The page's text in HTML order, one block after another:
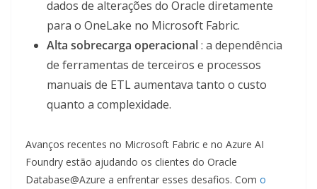
dados de alterações do Oracle diretamente
para o OneLake no Microsoft Fabric.
Alta sobrecarga operacional: a dependência
de ferramentas de terceiros e processos
manuais de ETL aumentava tanto o custo
quanto a complexidade.
Avanços recentes no Microsoft Fabric e no Azure AI
Foundry estão ajudando os clientes do Oracle
Database@Azure a enfrentar esses desafios. Com o